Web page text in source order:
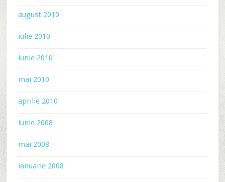
august 2010
iulie 2010
iunie 2010
mai 2010
aprilie 2010
iunie 2008
mai 2008
ianuarie 2008